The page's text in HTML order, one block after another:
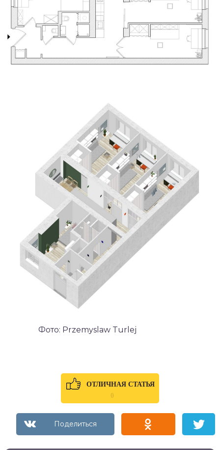
Фото: Przemyslaw Turlej
ОТЛИЧНАЯ СТАТЬЯ
0